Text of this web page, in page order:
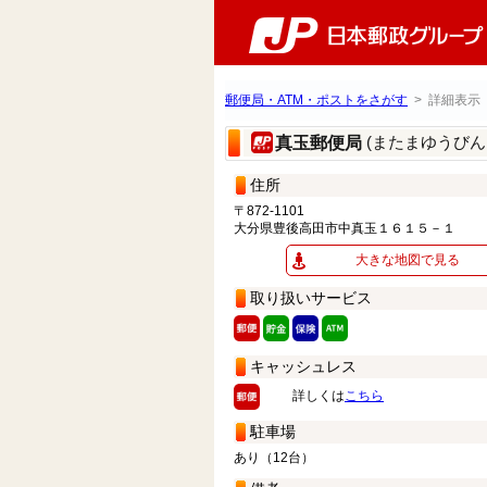
郵便局・ATM・ポストをさがす > 詳細表示
真玉郵便局 (またまゆうび
住所
〒872-1101
大分県豊後高田市中真玉１６１５－１
大きな地図で見る
取り扱いサービス
キャッシュレス
詳しくはこちら
駐車場
あり（12台）